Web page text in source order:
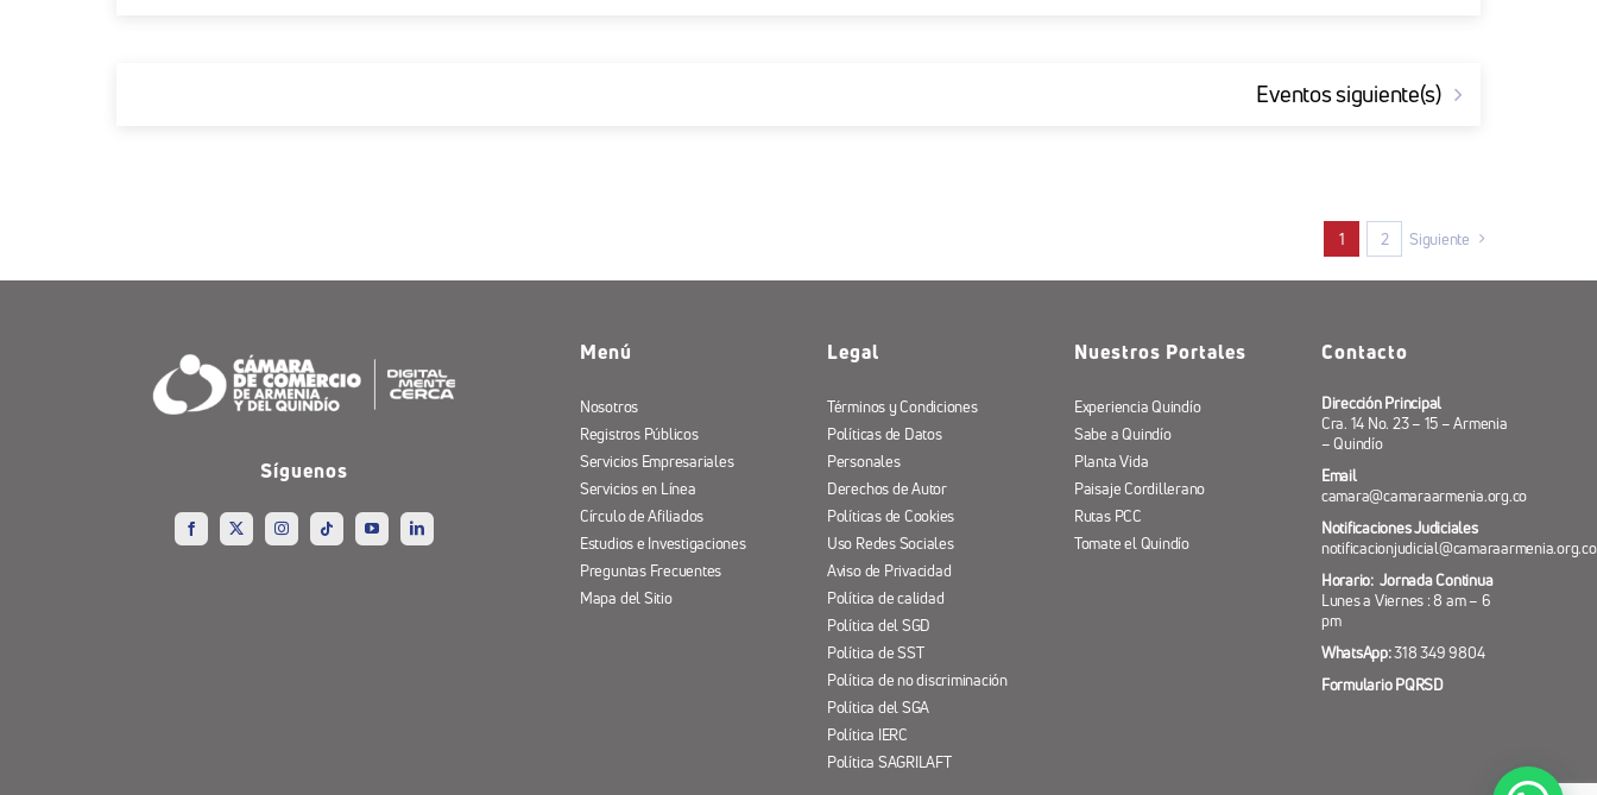
Eventossiguiente(s)
1 2 Siguiente
Síguenos
Menú
Nosotros
Registros Públicos
Servicios Empresariales
Servicios en Línea
Círculo de Afiliados
Estudios e Investigaciones
Preguntas Frecuentes
Mapa del Sitio
Legal
Términos y Condiciones
Políticas de Datos
Personales
Derechos de Autor
Políticas de Cookies
Uso Redes Sociales
Aviso de Privacidad
Política de calidad
Política del SGD
Política de SST
Política de no discriminación
Política del SGA
Política IERC
Política SAGRILAFT
Nuestros Portales
Experiencia Quindío
Sabe a Quindío
Planta Vida
Paisaje Cordillerano
Rutas PCC
Tomate el Quindío
Contacto
Dirección Principal
Cra. 14 No. 23 – 15 – Armenia
– Quindío
Email
camara@camaraarmenia.org.co
Notificaciones Judiciales
notificacionjudicial@camaraarmenia.org.co
Horario: Jornada Continua
Lunes a Viernes : 8 am – 6
pm
WhatsApp:318 349 9804
Formulario PQRSD